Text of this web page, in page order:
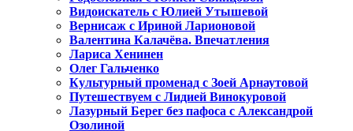
Видоискатель с Юлией Утышевой
Вернисаж с Ириной Ларионовой
Валентина Калачёва. Впечатления
Лариса Хенинен
Олег Гальченко
Культурный променад с Зоей Арнаутовой
Путешествуем с Лидией Винокуровой
Лазурный Берег без пафоса с Александрой
Озолиной